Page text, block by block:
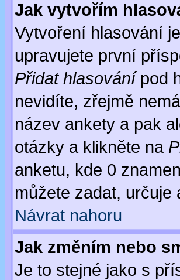
Jak vytvořím
Vytvoření hlasování
upravujete první
Přidat hlasovánípod
nevidíte, zřejmě
název ankety a pak
otázky a klikněte na
anketu, kde 0
můžete zadat, určuje
Návrat nahoru
Jak změním nebo
Je to stejné jako s